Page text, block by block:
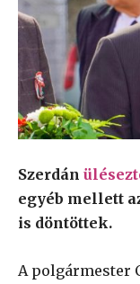
Szerdán
egyéb mellett
is döntöttek.
A polgármester